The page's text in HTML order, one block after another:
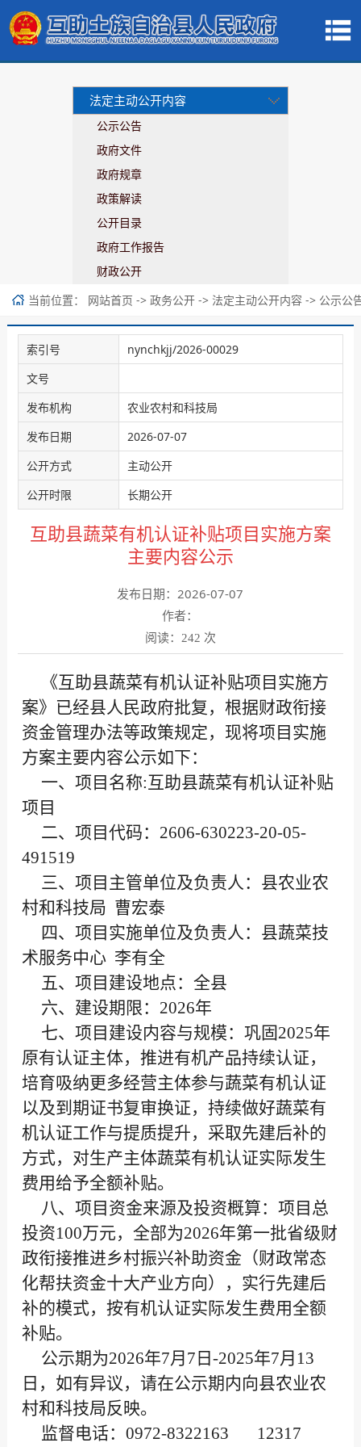
法定主动公开内容
公示公告
政府文件
政府规章
政策解读
公开目录
政府工作报告
财政公开
当前位置： 网站首页 -> 政务公开 -> 法定主动公开内容 -> 公示公
索引号
nynchkjj/2026-00029
文号
发布机构
农业农村和科技局
发布日期
2026-07-07
公开方式
主动公开
公开时限
长期公开
互助县蔬菜有机认证补贴项目实施方案
主要内容公示
发布日期：2026-07-07
作者：
阅读：
242 次
《互助县蔬菜有机认证补贴项目实施方
案》已经县人民政府批复，根据财政衔接
资金管理办法等政策规定，现将项目实施
方案主要内容公示如下：
一、项目名称:互助县蔬菜有机认证补贴
项目
二、项目代码：2606-630223-20-05-
491519
三、项目主管单位及负责人：县农业农
村和科技局 曹宏泰
四、项目实施单位及负责人：县蔬菜技
术服务中心 李有全
五、项目建设地点：全县
六、建设期限：2026年
七、项目建设内容与规模：巩固2025年
原有认证主体，推进有机产品持续认证，
培育吸纳更多经营主体参与蔬菜有机认证
以及到期证书复审换证，持续做好蔬菜有
机认证工作与提质提升，采取先建后补的
方式，对生产主体蔬菜有机认证实际发生
费用给予全额补贴。
八、项目资金来源及投资概算：项目总
投资100万元，全部为2026年第一批省级财
政衔接推进乡村振兴补助资金（财政常态
化帮扶资金十大产业方向），实行先建后
补的模式，按有机认证实际发生费用全额
补贴。
公示期为2026年7月7日-2025年7月13
日，如有异议，请在公示期内向县农业农
村和科技局反映。
监督电话：0972-8322163 12317